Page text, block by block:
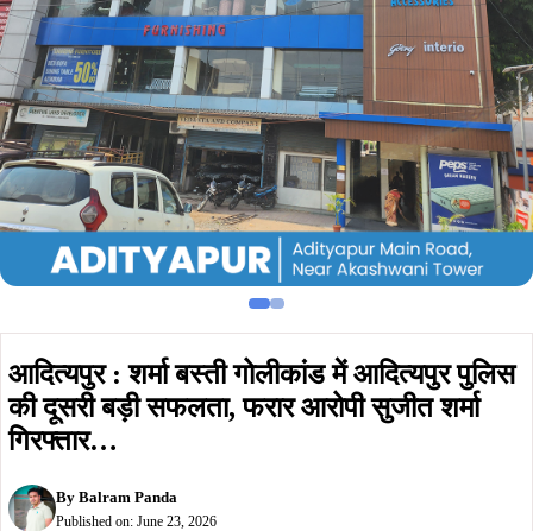
आदित्यपुर : शर्मा बस्ती गोलीकांड में आदित्यपुर पुलिस
की दूसरी बड़ी सफलता, फरार आरोपी सुजीत शर्मा
गिरफ्तार…
By Balram Panda
Published on: June 23, 2026